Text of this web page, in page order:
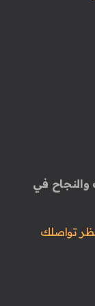
والنجاح في
تواصلك